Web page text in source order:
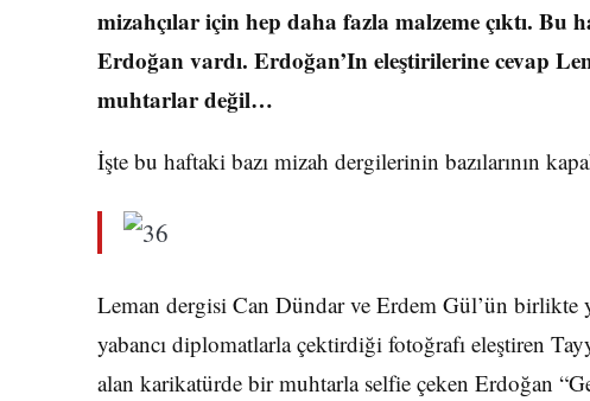
mizahçılar için hep daha fazla malzeme çıktı.
Erdoğan vardı. Erdoğan’In eleştirilerine cevap
muhtarlar değil…
İşte bu haftaki bazı mizah dergilerinin bazılarının
Leman dergisi Can Dündar ve Erdem Gül’ün birlikte
yabancı diplomatlarla çektirdiği fotoğrafı eleştiren
alan karikatürde bir muhtarla selfie çeken Erdoğan